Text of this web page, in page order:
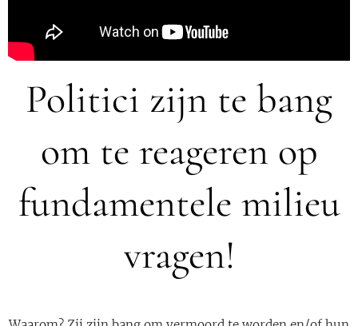
Politici zijn te bang
om te reageren op
fundamentele milieu
vragen!